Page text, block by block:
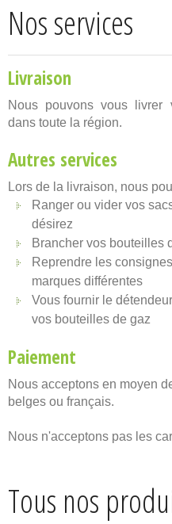
Nos services
Livraison
Nous pouvons vous livrer
dans toute la région.
Autres services
Lors de la livraison, nous
Ranger ou vider vos
désirez
Brancher vos bouteilles
Reprendre les
marques différentes
Vous fournir le
vos bouteilles de gaz
Paiement
Nous acceptons en moyen
belges ou français.
Nous n'acceptons pas les
Tous nos